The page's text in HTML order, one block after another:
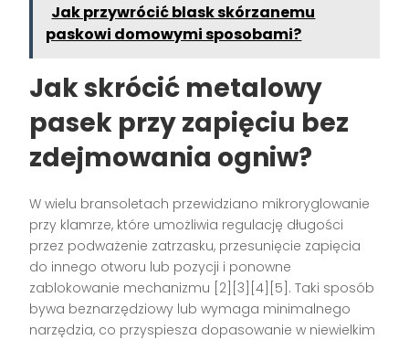
Jak przywrócić blask skórzanemu
paskowi domowymi sposobami?
Jak skrócić metalowy
pasek przy zapięciu bez
zdejmowania ogniw?
W wielu bransoletach przewidziano mikroryglowanie
przy klamrze, które umożliwia regulację długości
przez podważenie zatrzasku, przesunięcie zapięcia
do innego otworu lub pozycji i ponowne
zablokowanie mechanizmu [2][3][4][5]. Taki sposób
bywa beznarzędziowy lub wymaga minimalnego
narzędzia, co przyspiesza dopasowanie w niewielkim